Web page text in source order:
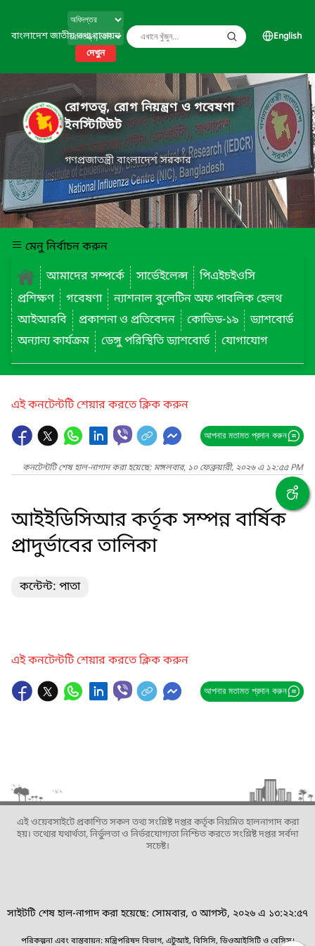
বাংলাদেশ জাতীয় তথ্য বাতায়ন
দেখুন
English
রোগতত্ত্ব, রোগ নিয়ন্ত্রণ ও গবেষণা
ইনস্টিটিউট
গণপ্রজাতন্ত্রী বাংলাদেশ সরকার
মেনু নির্বাচন করুন
আমাদের সম্পর্কে
সার্ভেইলেন্স
পিএইচইওসি
প্রশিক্ষণ
গবেষণা
ন্যাশনাল বুলেটিন অফ পাবলিক হেলথ
আইআরবি
প্রকাশনা ও প্রতিবেদন কোভিড-১৯
ড্যাশবোর্ড
অন্যান্য কার্যক্রম
ডেঙ্গু পরিস্থিতি ড্যাশবোর্ড যোগাযোগ
এই কনটেন্টটি শেয়ার করতে ক্লিক করুন
আপনার মতামত প্রদান করুন
কনটেন্টটি শেষ হাল-নাগাদ করা হয়েছে: মঙ্গলবার, ১০ ফেব্রুয়ারী, ২০২৬ এ ১২:৫৫ PM
আইইডিসিআর কর্তৃক সম্পন্ন বার্ষিক
প্রাদুর্ভাবের তালিকা
কন্টেন্ট: পাতা
এই কনটেন্টটি শেয়ার করতে ক্লিক করুন
আপনার মতামত প্রদান করুন
এই ওয়েবসাইটে প্রকাশিত সকল তথ্য সংশ্লিষ্ট দপ্তর কর্তৃক নিয়মিত হালনাগাদ করা
হয়। তথ্যের যথার্থতা, নির্ভুলতা ও নির্ভরযোগ্যতা নিশ্চিত করতে সংশ্লিষ্ট দপ্তর সর্বদা
সচেষ্ট।
সাইটটি শেষ হাল-নাগাদ করা হয়েছে: সোমবার, ৩ আগস্ট, ২০২৬ এ ১৩:২২:৫৭
পরিকল্পনা এবং বাস্তবায়ন: মন্ত্রিপরিষদ বিভাগ, এটুআই, বিসিসি, ডিওআইসিটি ও বেসিস।